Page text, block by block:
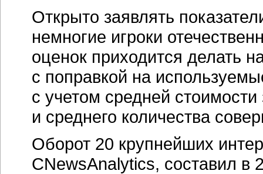
Открыто заявлять
немногие игроки
оценок приходится делать
с поправкой на
с учетом средней
и среднего количества
Оборот 20 крупнейших
CNewsAnalytics, составил в